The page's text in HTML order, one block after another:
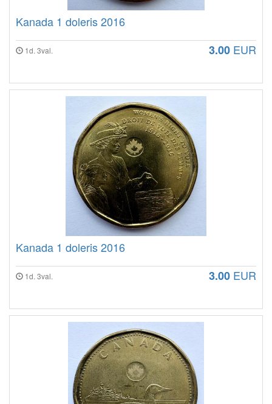
Kanada 1 doleris 2016
1d. 3val. 3.00 EUR
Kanada 1 doleris 2016
1d. 3val. 3.00 EUR